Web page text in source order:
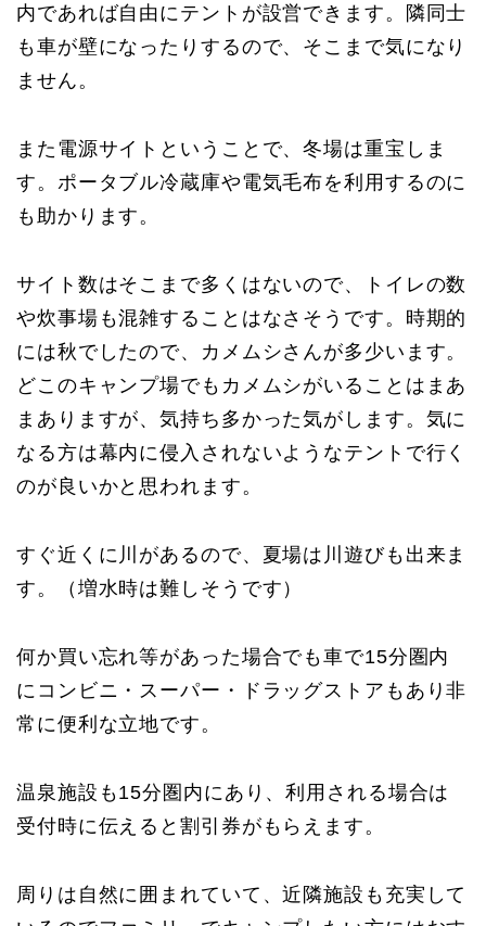
内であれば自由にテントが設営できます。隣同士
も車が壁になったりするので、そこまで気になり
ません。
また電源サイトということで、冬場は重宝しま
す。ポータブル冷蔵庫や電気毛布を利用するのに
も助かります。
サイト数はそこまで多くはないので、トイレの数
や炊事場も混雑することはなさそうです。時期的
には秋でしたので、カメムシさんが多少います。
どこのキャンプ場でもカメムシがいることはまあ
まありますが、気持ち多かった気がします。気に
なる方は幕内に侵入されないようなテントで行く
のが良いかと思われます。
すぐ近くに川があるので、夏場は川遊びも出来ま
す。（増水時は難しそうです）
何か買い忘れ等があった場合でも車で15分圏内
にコンビニ・スーパー・ドラッグストアもあり非
常に便利な立地です。
温泉施設も15分圏内にあり、利用される場合は
受付時に伝えると割引券がもらえます。
周りは自然に囲まれていて、近隣施設も充実して